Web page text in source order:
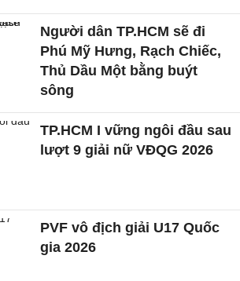
Người dân TP.HCM sẽ đi
Phú Mỹ Hưng, Rạch Chiếc,
Thủ Dầu Một bằng buýt
sông
TP.HCM I vững ngôi đầu sau
lượt 9 giải nữ VĐQG 2026
PVF vô địch giải U17 Quốc
gia 2026